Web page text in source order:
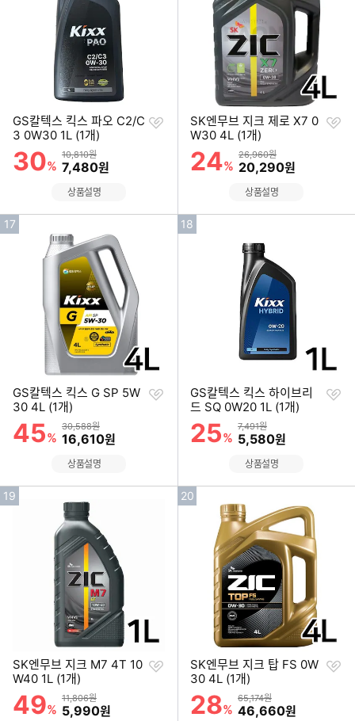
GS칼텍스 킥스 파오 C2/C
3 0W30 1L (1개)
할인률
30%
상품금액
10,810원
할인금액
7,480원
찜
상품설명
SK엔무브 지크 제로 X7 0
W30 4L (1개)
할인률
24%
상품금액
26,960원
할인금액
20,290원
찜
상품설명
인
17
GS칼텍스 킥스 G SP 5W
30 4L (1개)
할인률
45%
상품금액
30,588원
할인금액
16,610원
찜
상품설명
인
18
GS칼텍스 킥스 하이브리
드 SQ 0W20 1L (1개)
할인률
25%
상품금액
7,491원
할인금액
5,580원
찜
상품설명
인
19
SK엔무브 지크 M7 4T 10
W40 1L (1개)
할인률
49%
상품금액
11,806원
할인금액
5,990원
찜
인
20
SK엔무브 지크 탑 FS 0W
30 4L (1개)
할인률
28%
상품금액
65,174원
할인금액
46,660원
찜